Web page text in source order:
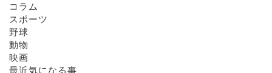
コラム
スポーツ
野球
動物
映画
最近気になる事